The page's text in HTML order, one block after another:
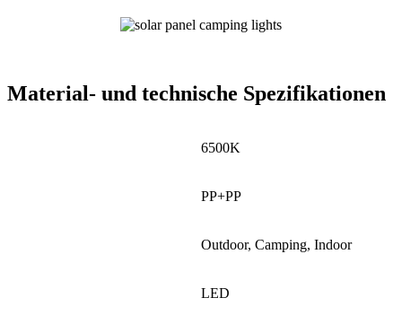
Material- und technische Spezifikationen
6500K
PP+PP
Outdoor, Camping, Indoor
LED